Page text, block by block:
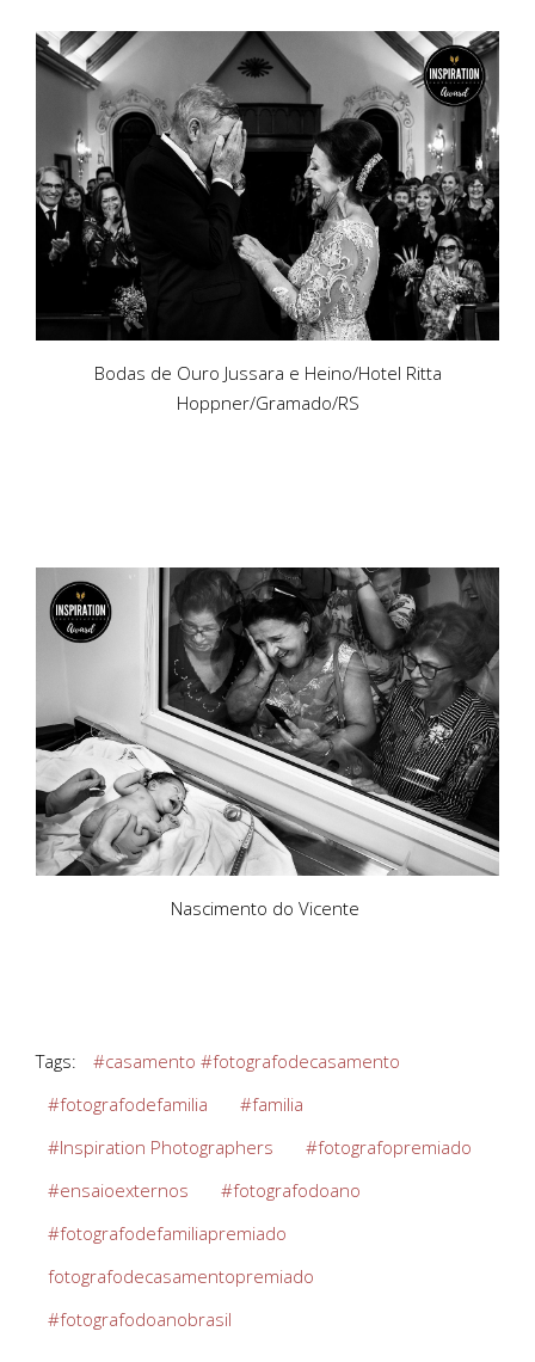
Bodas de Ouro Jussara e Heino/Hotel Ritta
Hoppner/Gramado/RS
Nascimento do Vicente
Tags:
#casamento #fotografodecasamento
#fotografodefamilia
#familia
#Inspiration Photographers
#fotografopremiado
#ensaioexternos
#fotografodoano
#fotografodefamiliapremiado
fotografodecasamentopremiado
#fotografodoanobrasil